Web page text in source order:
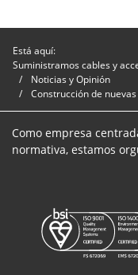
Está aquí:
Suministramos cables y
Noticias y Opinión
Construcción de
Como empresa
normativa, estamos